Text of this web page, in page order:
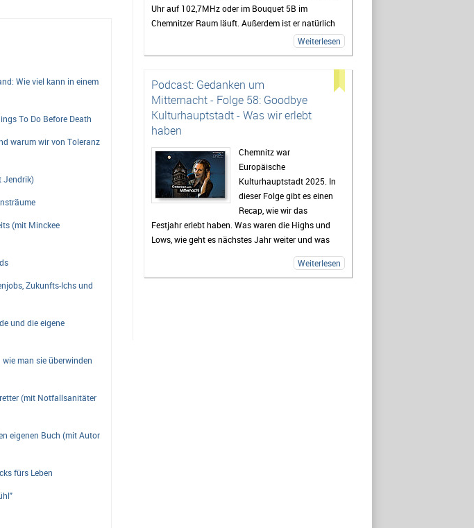
Wie viel kann in einem
To Do Before Death
warum wir von Toleranz
Jendrik)
(mit Minckee
Zukunfts-Ichs und
und die eigene
man sie überwinden
(mit Notfallsanitäter
eigenen Buch (mit Autor
fürs Leben
Uhr auf 102,7MHz oder im Bouquet 5B im
Chemnitzer Raum läuft. Außerdem ist er natürlich
nachträglich
Lob, Kritik und Themenvorschläge für zukünftige
Folgen sind untercrunchtime(at)radio-
unicc(dot)desehr willkommen.
Weiterlesen
Podcast: Gedanken um
Mitternacht - Folge 58: Goodbye
Kulturhauptstadt - Was wir erlebt
haben
Chemnitz war
Europäische
Kulturhauptstadt 2025. In
dieser Folge gibt es einen
Recap, wie wir das
Festjahr erlebt haben. Was waren die Highs und
Lows, wie geht es nächstes Jahr weiter und was
bleibt? Diesmal ist meine Freundin Patrizia mit
von der Partie, sie lebte die Kulturhauptstadt in
Weiterlesen